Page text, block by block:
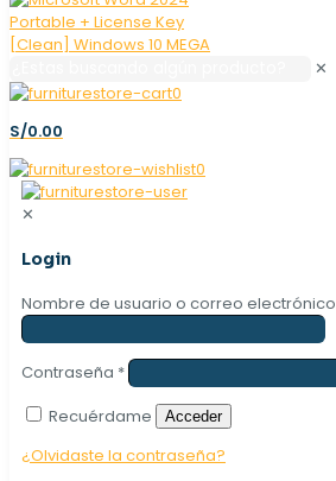
✕
0
S/0.00
0
✕
Login
Nombre de usuario o correo electrónico
Contraseña *
Recuérdame
Acceder
¿Olvidaste la contraseña?